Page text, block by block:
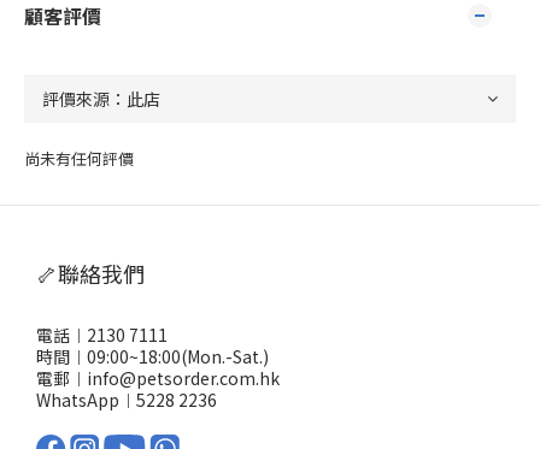
顧客評價
尚未有任何評價
🦴聯絡我們
電話︱2130 7111
時間︱09:00~18:00(Mon.-Sat.)
電郵︱info@petsorder.com.hk
WhatsApp︱ 5228 2236